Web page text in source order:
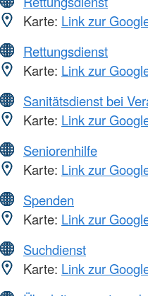
Karte: Link zur
Rettungsdienst
Karte: Link zur
Sanitätsdienst bei
Karte: Link zur
Seniorenhilfe
Karte: Link zur
Spenden
Karte: Link zur
Suchdienst
Karte: Link zur